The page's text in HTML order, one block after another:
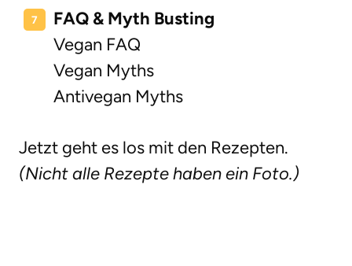
FAQ & Myth Busting
Vegan FAQ
Vegan Myths
Antivegan Myths
Jetzt geht es los mit den Rezepten.
(Nicht alle Rezepte haben ein Foto.)